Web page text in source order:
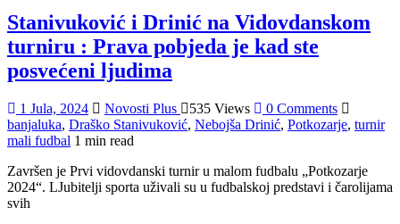
Stanivuković i Drinić na Vidovdanskom
turniru : Prava pobjeda je kad ste
posvećeni ljudima
1 Jula, 2024 Novosti Plus 535 Views
0 Comments
banjaluka, Draško Stanivuković, Nebojša Drinić, Potkozarje, turnir
mali fudbal 1 min read
Završen je Prvi vidovdanski turnir u malom fudbalu „Potkozarje
2024“. LJubitelji sporta uživali su u fudbalskoj predstavi i čarolijama
svih